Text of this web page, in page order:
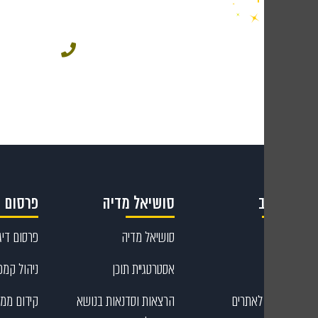
קריאייטיב
כתיבת תוכן לאתרים
סושיאל מדיה
סושיאל מדיה
אסטרטגיית תוכן
הרצאות וסדנאות בנושא
פרסום
פרסום
ניהול
קידום